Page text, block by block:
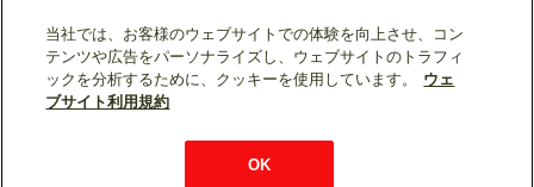
ソーシャルメディア公式アカウント一覧
個人情報保護
© Mitsubishi Electric Corporation
当社では、お客様のウェブサイトでの体験を向上させ、コン
テンツや広告をパーソナライズし、ウェブサイトのトラフィ
ックを分析するために、クッキーを使用しています。
ウェ
ブサイト利用規約
OK